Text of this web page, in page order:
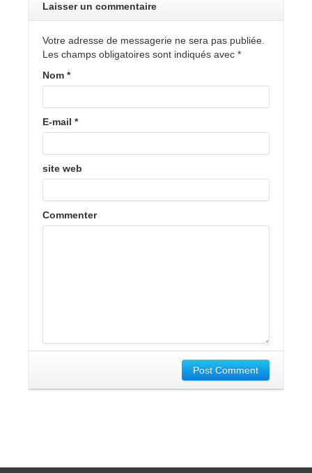
Laisser un commentaire
Votre adresse de messagerie ne sera pas publiée.
Les champs obligatoires sont indiqués avec *
Nom *
E-mail *
site web
Commenter
Post Comment